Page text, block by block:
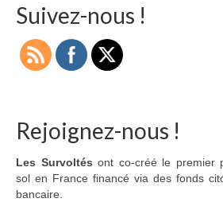
Suivez-nous !
Rejoignez-nous !
Les Survoltés ont co-créé le premier
sol en France financé via des fonds
bancaire.